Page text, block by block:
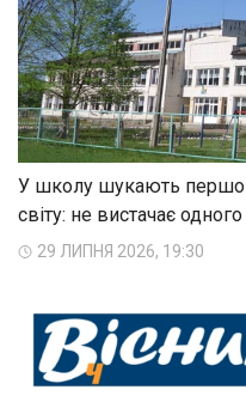
У школу шукають
світу: не вистачає
29 ЛИПНЯ 2026, 19:30